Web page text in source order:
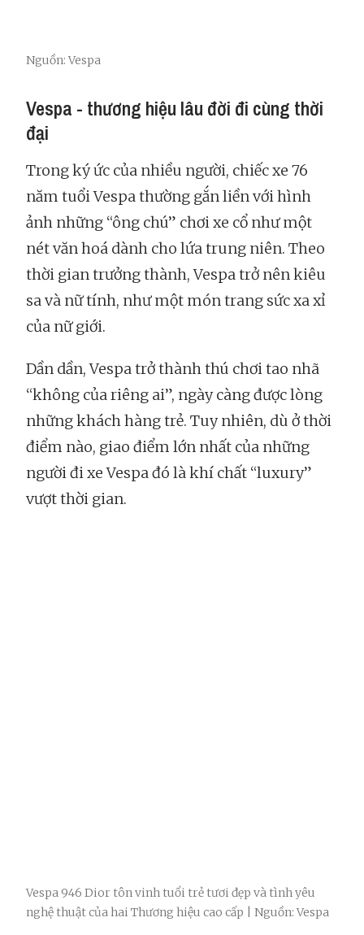
Nguồn: Vespa
Vespa - thương hiệu lâu đời đi cùng thời
đại
Trong ký ức của nhiều người, chiếc xe 76
năm tuổi Vespa thường gắn liền với hình
ảnh những “ông chú” chơi xe cổ như một
nét văn hoá dành cho lứa trung niên. Theo
thời gian trưởng thành, Vespa trở nên kiêu
sa và nữ tính, như một món trang sức xa xỉ
của nữ giới.
Dần dần, Vespa trở thành thú chơi tao nhã
“không của riêng ai”, ngày càng được lòng
những khách hàng trẻ. Tuy nhiên, dù ở thời
điểm nào, giao điểm lớn nhất của những
người đi xe Vespa đó là khí chất “luxury”
vượt thời gian.
Vespa 946 Dior tôn vinh tuổi trẻ tươi đẹp và tình yêu
nghệ thuật của hai Thương hiệu cao cấp | Nguồn: Vespa